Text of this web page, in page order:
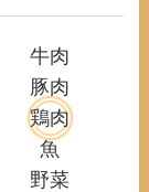
牛肉
豚肉
鶏肉
魚
野菜